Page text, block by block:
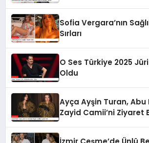
Sofia Vergara’nın
Sırları
O Ses Türkiye 2025
Oldu
Ayça Ayşin Turan, Abu
Zayid Camii’ni Ziyaret